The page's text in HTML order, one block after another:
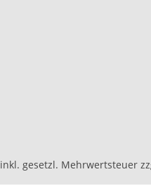
gesetzl. Mehrwertsteuer